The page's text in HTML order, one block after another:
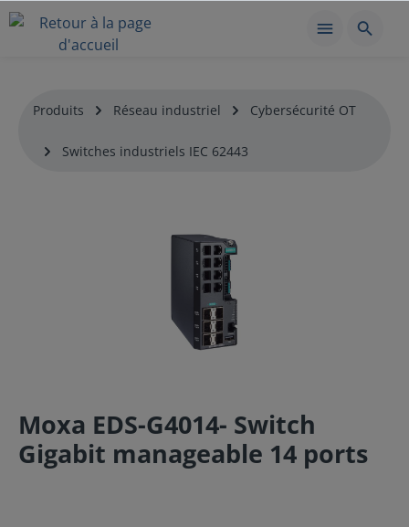
Produits Réseau industriel Cybersécurité OT
Switches industriels IEC 62443
Moxa EDS-G4014- Switch
Gigabit manageable 14 ports